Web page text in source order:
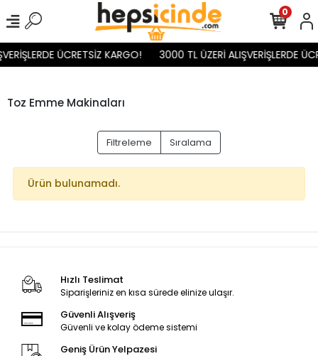
ÜCRETSİZ KARGO! 3000 TL ÜZERİ ALIŞVERİŞLERDE
0
Toz Emme Makinaları
Filtreleme Sıralama
Ürün bulunamadı.
Hızlı Teslimat
Siparişleriniz en kısa sürede elinize ulaşır.
Güvenli Alışveriş
Güvenli ve kolay ödeme sistemi
Geniş Ürün Yelpazesi